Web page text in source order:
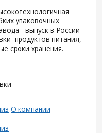
упаковочных
- выпуск в России
продуктов питания,
сроки хранения.
О компании